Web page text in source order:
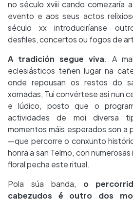
no século xviii cando comezaría
evento e aos seus actos
século xx introduciríanse
desfiles, concertos ou fogos de
A tradición segue viva. A
eclesiásticos teñen lugar na
onde repousan os restos do
xornadas, Tui convértese así nun
e lúdico, posto que o
actividades de moi diversa
momentos máis esperados son a
—que percorre o conxunto
honra a san Telmo, con
floral pecha este ritual.
Pola súa banda, o
cabezudos é outro dos